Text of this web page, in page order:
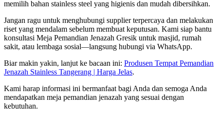
memilih bahan stainless steel yang higienis dan mudah dibersihkan.
Jangan ragu untuk menghubungi supplier terpercaya dan melakukan
riset yang mendalam sebelum membuat keputusan. Kami siap bantu
konsultasi Meja Pemandian Jenazah Gresik untuk masjid, rumah
sakit, atau lembaga sosial—langsung hubungi via WhatsApp.
Biar makin yakin, lanjut ke bacaan ini: Produsen Tempat Pemandian
Jenazah Stainless Tangerang | Harga Jelas.
Kami harap informasi ini bermanfaat bagi Anda dan semoga Anda
mendapatkan meja pemandian jenazah yang sesuai dengan
kebutuhan.